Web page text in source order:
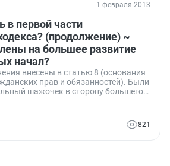
1 февраля 2013
в первой части
(продолжение) ~
на большее развитие
начал?
внесены в статью 8 (основания
прав и обязанностей). Были
шажочек в сторону большего
как: "из решений собраний в
законом".
821